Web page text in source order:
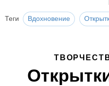
Теги Вдохновение